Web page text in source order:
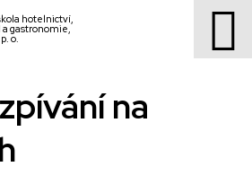
hotelnictví,
gastronomie,
o.
na